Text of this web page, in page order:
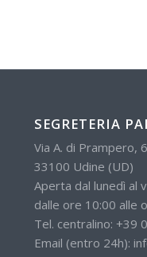
SEGRETERIA
Via A. di Prampero, 6
33100 Udine (UD)
Aperta dal lunedì al
dalle ore 10:00 alle
Tel. centralino: +39
Email (entro 24h):